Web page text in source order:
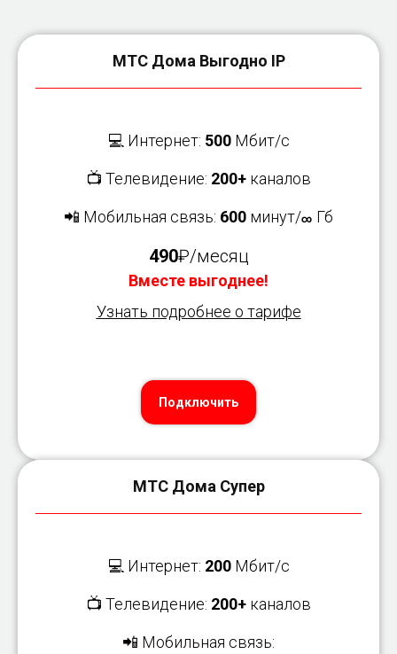
МТС Дома Выгодно IP
💻 Интернет: 500Мбит/с
📺 Телевидение: 200+ каналов
📲 Мобильная связь: 600 минут/∞ Гб
490₽/месяц
Вместе выгоднее!
Узнать подробнее о тарифе
Подключить
МТС Дома Супер
💻 Интернет: 200Мбит/с
📺 Телевидение: 200+ каналов
📲 Мобильная связь: